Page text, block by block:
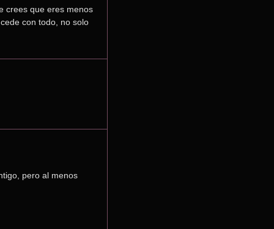
crees que eres menos
con todo, no solo
pero al menos